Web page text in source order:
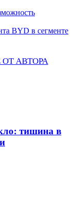
BYD в сегменте
АВТОРА
тишина в